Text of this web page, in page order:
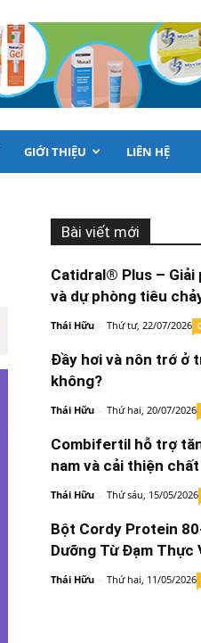
GIỚI THIỆU LIÊN HỆ
Bài viết mới
Catidral® Plus –
và dự phòng tiêu
Thái Hữu - Thứ tư, 22/07/2026
Đầy hơi và nôn trớ ở
không?
Thái Hữu - Thứ hai, 20/07/2026
Combifertil hỗ trợ
nam và cải thiện
Thái Hữu - Thứ sáu, 15/05/2026
Bột Cordy Protein
Dưỡng Từ Đạm Thực
Thái Hữu - Thứ hai, 11/05/2026